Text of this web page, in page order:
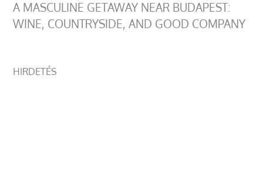
A MASCULINE GETAWAY NEAR BUDAPEST:
WINE, COUNTRYSIDE, AND GOOD COMPANY
HIRDETÉS